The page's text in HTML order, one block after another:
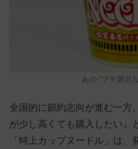
あの “プチ贅沢
全国的に節約志向が進む一方
が少し高くても購入したい』
「特上カップヌードル」は